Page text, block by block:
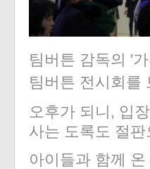
팀버튼 감독의 '
팀버튼 전시회를
오후가 되니, 입
사는 도록도 절
아이들과 함께